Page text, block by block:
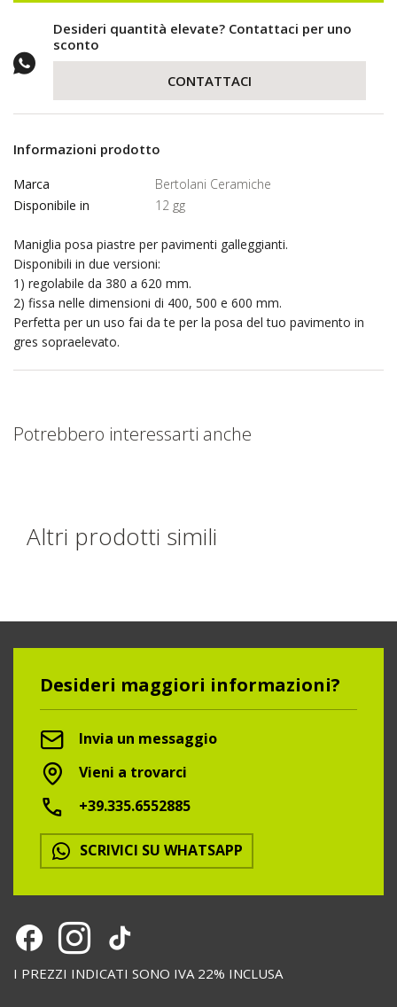
Desideri quantità elevate? Contattaci per uno
sconto
CONTATTACI
Informazioni prodotto
Marca
Bertolani Ceramiche
Disponibile in
12 gg
Maniglia posa piastre per pavimenti galleggianti.
Disponibili in due versioni:
1) regolabile da 380 a 620 mm.
2) fissa nelle dimensioni di 400, 500 e 600 mm.
Perfetta per un uso fai da te per la posa del tuo pavimento in
gres sopraelevato.
Potrebbero interessarti anche
Altri prodotti simili
Desideri maggiori informazioni?
Invia un messaggio
Vieni a trovarci
+39.335.6552885
SCRIVICI SU WHATSAPP
I PREZZI INDICATI SONO IVA 22% INCLUSA